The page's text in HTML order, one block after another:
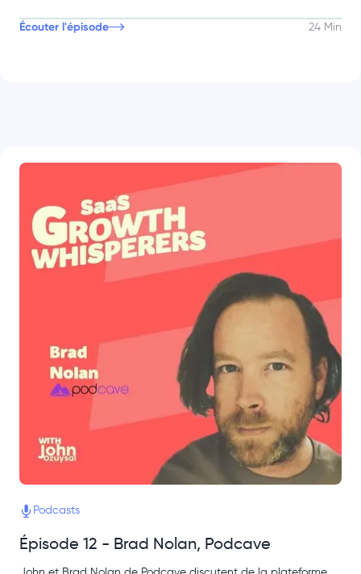
Écouter l'épisode 24 Min
Podcasts
Épisode 12 - Brad Nolan, Podcave